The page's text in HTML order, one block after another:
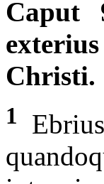
Caput
Christi.
1